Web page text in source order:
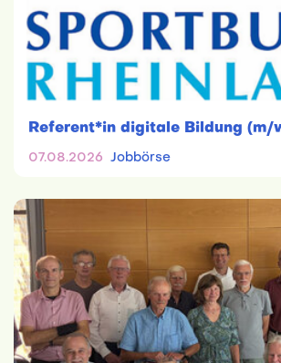
Referent*in digitale Bildung (m/
07.08.2026 Jobbörse